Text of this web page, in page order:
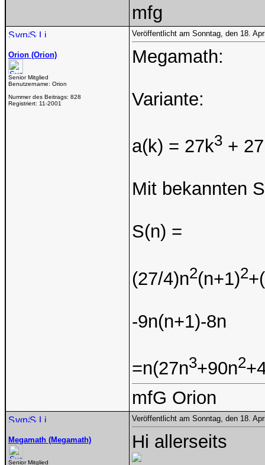
mfg
Orion (Orion)
Senior Mitglied
Benutzername: Orion
Nummer des Beitrags: 828
Registriert: 11-2001
Veröffentlicht am Sonntag, den 18.
Megamath:
Variante:
a(k) = 27k3 +
Mit bekannten
S(n) =
(27/4)n2(n+1)2
-9n(n+1)-8n
=n(27n3+90n2
mfG Orion
Megamath (Megamath)
Senior Mitglied
Veröffentlicht am Sonntag, den 18.
Hi allerseits